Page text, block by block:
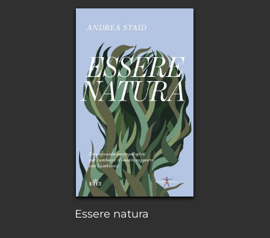
Essere natura